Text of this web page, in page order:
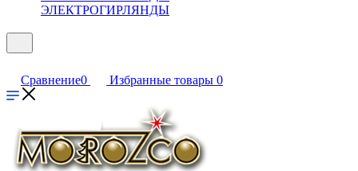
ЭЛЕКТРОГИРЛЯНДЫ
Сравнение0 Избранные товары 0